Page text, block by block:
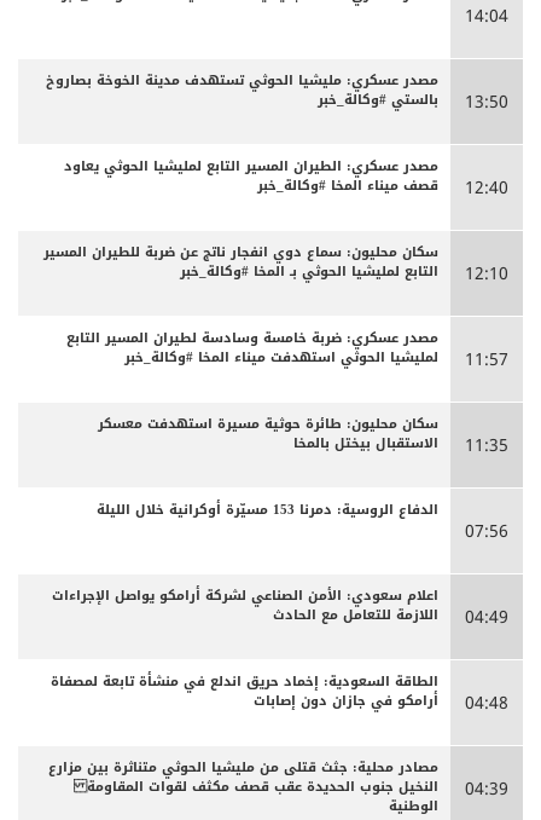
14:04
13:50
مصدر عسكري: مليشيا الحوثي تستهدف مدينة الخوخة بصاروخ
بالستي #وكالة_خبر
12:40
مصدر عسكري: الطيران المسير التابع لمليشيا الحوثي يعاود
قصف ميناء المخا #وكالة_خبر
12:10
سكان محليون: سماع دوي انفجار ناتج عن ضربة للطيران المسير
التابع لمليشيا الحوثي بـ المخا #وكالة_خبر
11:57
مصدر عسكري: ضربة خامسة وسادسة لطيران المسير التابع
لمليشيا الحوثي استهدفت ميناء المخا #وكالة_خبر
11:35
سكان محليون: طائرة حوثية مسيرة استهدفت معسكر
الاستقبال بيختل بالمخا
07:56
الدفاع الروسية: دمرنا 153 مسيّرة أوكرانية خلال الليلة
04:49
اعلام سعودي: الأمن الصناعي لشركة أرامكو يواصل الإجراءات
اللازمة للتعامل مع الحادث
04:48
الطاقة السعودية: إخماد حريق اندلع في منشأة تابعة لمصفاة
أرامكو في جازان دون إصابات
04:39
مصادر محلية: جثث قتلى من مليشيا الحوثي متناثرة بين مزارع
النخيل جنوب الحديدة عقب قصف مكثف لقوات المقاومة
الوطنية